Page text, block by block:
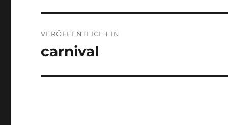
VERÖFFENTLICHT IN
carnival